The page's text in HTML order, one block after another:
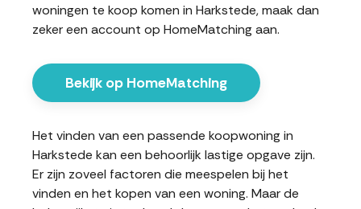
woningen te koop komen in Harkstede, maak dan
zeker een account op HomeMatching aan.
Bekijk op HomeMatching
Het vinden van een passende koopwoning in
Harkstede kan een behoorlijk lastige opgave zijn.
Er zijn zoveel factoren die meespelen bij het
vinden en het kopen van een woning. Maar de